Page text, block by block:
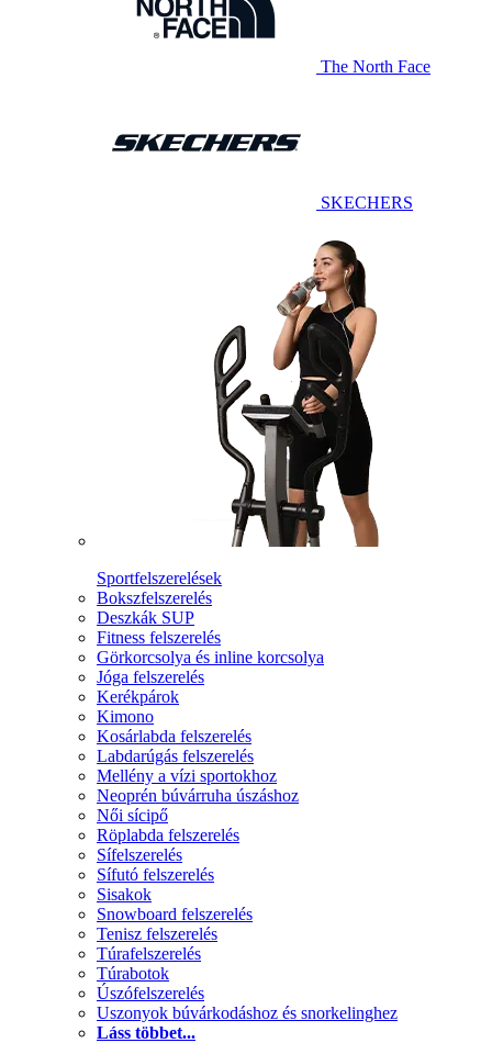
The North Face
SKECHERS
Sportfelszerelések
Bokszfelszerelés
Deszkák SUP
Fitness felszerelés
Görkorcsolya és inline korcsolya
Jóga felszerelés
Kerékpárok
Kimono
Kosárlabda felszerelés
Labdarúgás felszerelés
Mellény a vízi sportokhoz
Neoprén búvárruha úszáshoz
Női sícipő
Röplabda felszerelés
Sífelszerelés
Sífutó felszerelés
Sisakok
Snowboard felszerelés
Tenisz felszerelés
Túrafelszerelés
Túrabotok
Úszófelszerelés
Uszonyok búvárkodáshoz és snorkelinghez
Láss többet...